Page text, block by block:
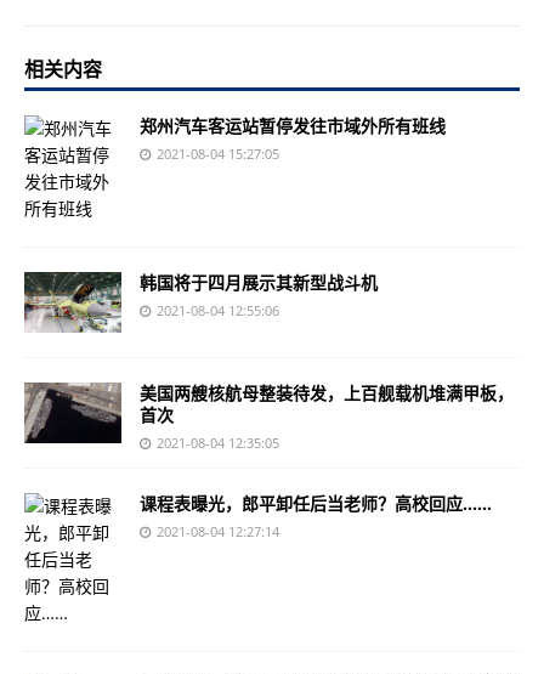
相关内容
郑州汽车客运站暂停发往市域外所有班线
2021-08-04 15:27:05
韩国将于四月展示其新型战斗机
2021-08-04 12:55:06
美国两艘核航母整装待发，上百舰载机堆满甲板，
首次
2021-08-04 12:35:05
课程表曝光，郎平卸任后当老师？高校回应……
2021-08-04 12:27:14